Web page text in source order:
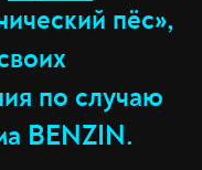
пёс»,
по случаю
BENZIN.